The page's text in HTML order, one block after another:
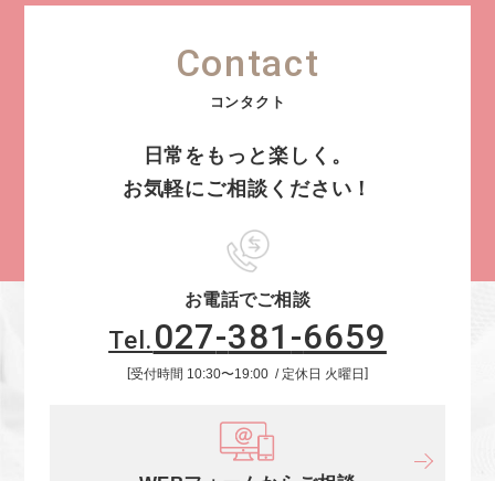
Contact
日常をもっと楽しく。
お気軽にご相談ください！
お電話でご相談
Tel.027-381 -6659
受付時間 10:30〜19:00 定休日 火曜日